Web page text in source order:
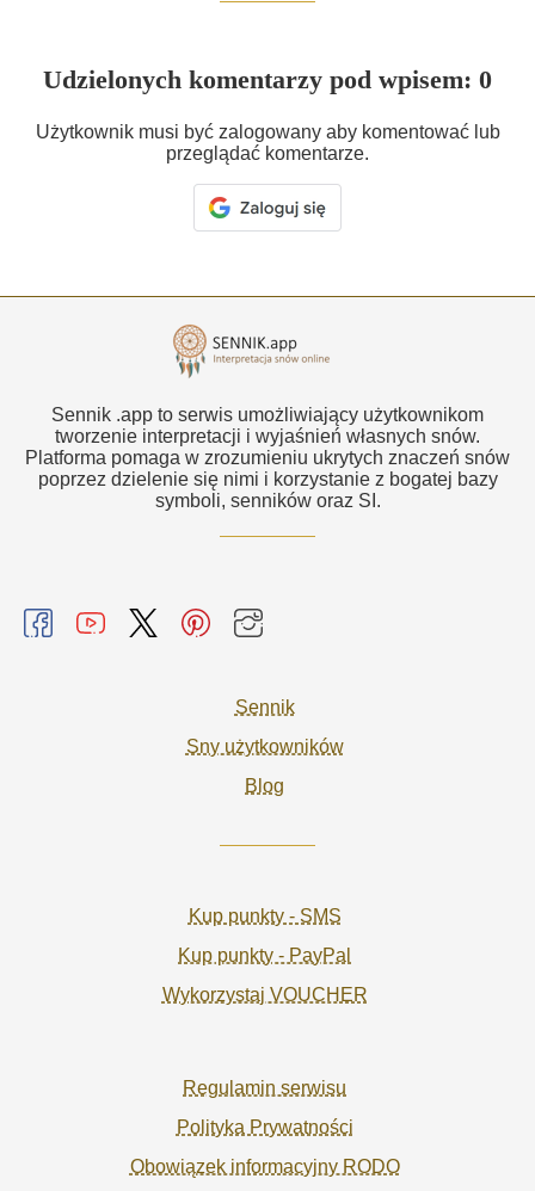
Udzielonych komentarzy pod wpisem: 0
Użytkownik musi być zalogowany aby komentować lub
przeglądać komentarze.
Sennik .app to serwis umożliwiający użytkownikom
tworzenie interpretacji i wyjaśnień własnych snów.
Platforma pomaga w zrozumieniu ukrytych znaczeń snów
poprzez dzielenie się nimi i korzystanie z bogatej bazy
symboli, senników oraz SI.
Sennik
Sny użytkowników
Blog
Kup punkty - SMS
Kup punkty - PayPal
Wykorzystaj VOUCHER
Regulamin serwisu
Polityka Prywatności
Obowiązek informacyjny RODO